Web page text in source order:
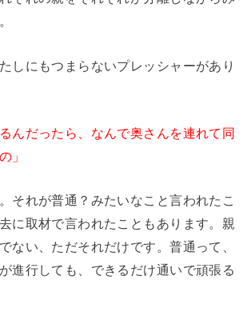
しにもつまらないプレッシャーがあり
んだったら、なんで奥さんを連れて同
」
それが普通？みたいなこと言われたこ
に取材で言われたこともあります。親
ない、ただそれだけです。普通って、
進行しても、できるだけ通いで頑張る